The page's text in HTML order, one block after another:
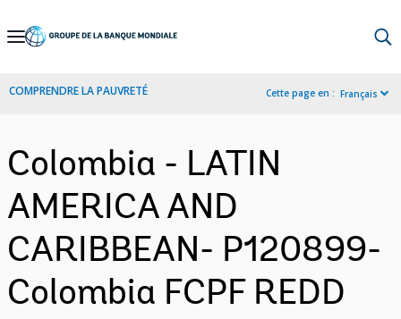
Skip
Navigation
COMPRENDRE LA PAUVRETÉ Cette page en : Français
Colombia - LATIN
AMERICA AND
CARIBBEAN- P120899-
Colombia FCPF REDD